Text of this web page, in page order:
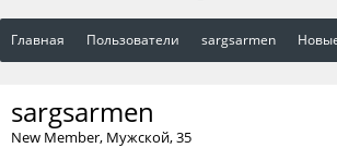
Главная Пользователи sargsarmen
sargsarmen
New Member, Мужской, 35